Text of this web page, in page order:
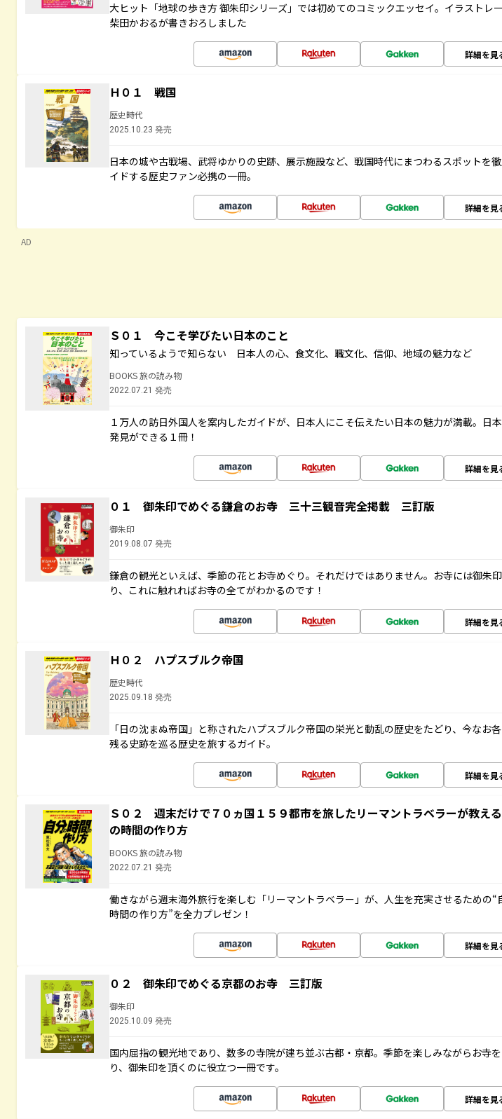
大ヒット「地球の歩き方 御朱印シリーズ」では初めてのコミックエッセイ。イラストレ
柴田かおるが書きおろしました
詳細を見
Ｈ０１ 戦国
歴史時代
2025.10.23 発売
日本の城や古戦場、武将ゆかりの史跡、展示施設など、戦国時代にまつわるスポットを
イドする歴史ファン必携の一冊。
詳細を見
AD
Ｓ０１ 今こそ学びたい日本のこと
知っているようで知らない 日本人の心、食文化、職文化、信仰、地域の魅力など
BOOKS 旅の読み物
2022.07.21 発売
１万人の訪日外国人を案内したガイドが、日本人にこそ伝えたい日本の魅力が満載。日
発見ができる１冊！
詳細を見
０１ 御朱印でめぐる鎌倉のお寺 三十三観音完全掲載 三訂版
御朱印
2019.08.07 発売
鎌倉の観光といえば、季節の花とお寺めぐり。それだけではありません。お寺には御朱
り、これに触れればお寺の全てがわかるのです！
詳細を見
Ｈ０２ ハプスブルク帝国
歴史時代
2025.09.18 発売
「日の沈まぬ帝国」と称されたハプスブルク帝国の栄光と動乱の歴史をたどり、今なお
残る史跡を巡る歴史を旅するガイド。
詳細を見
Ｓ０２ 週末だけで７０ヵ国１５９都市を旅したリーマントラベラーが教え
の時間の作り方
BOOKS 旅の読み物
2022.07.21 発売
働きながら週末海外旅行を楽しむ「リーマントラベラー」が、人生を充実させるための“
時間の作り方”を全力プレゼン！
詳細を見
０２ 御朱印でめぐる京都のお寺 三訂版
御朱印
2025.10.09 発売
国内屈指の観光地であり、数多の寺院が建ち並ぶ古都・京都。季節を楽しみながらお寺
り、御朱印を頂くのに役立つ一冊です。
詳細を見